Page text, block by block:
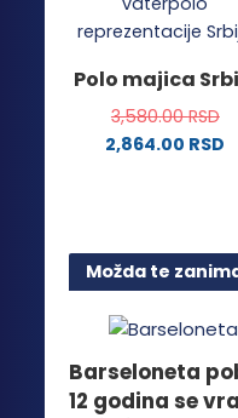
više
varijanti.
mogu
biti
izabrane
Polo majica
3,580.00RSD
2,864.00 RSD
više
varijanti.
mogu
biti
izabrane
Možda te
Barseloneta
12 godina se